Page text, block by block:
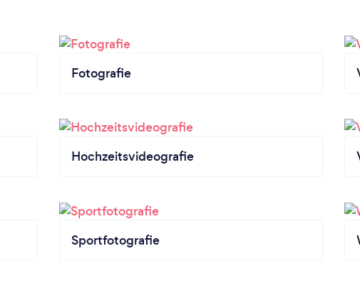
Fotografie
Hochzeitsvideografie
Sportfotografie